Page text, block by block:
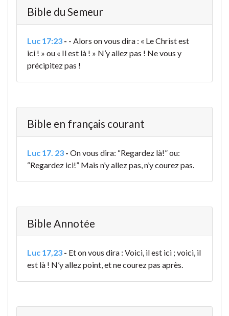
Bible du Semeur
Luc 17:23 - - Alors on vous dira : « Le Christ est
ici ! » ou « Il est là ! » N’y allez pas ! Ne vous y
précipitez pas !
Bible en français courant
Luc 17. 23 - On vous dira: “Regardez là!” ou:
“Regardez ici!” Mais n’y allez pas, n’y courez pas.
Bible Annotée
Luc 17,23 - Et on vous dira : Voici, il est ici ; voici, il
est là ! N’y allez point, et ne courez pas après.